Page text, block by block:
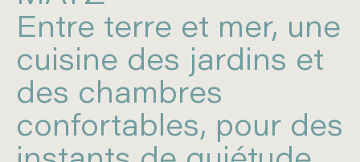
Entre terre et mer, une
cuisine des jardins et
des chambres
confortables, pour des